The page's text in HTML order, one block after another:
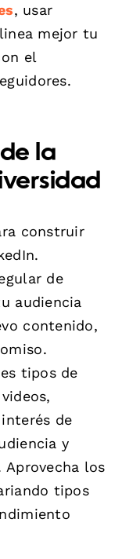
, usar
mejor tu
el
la
construir
de
audiencia
contenido,
tipos de
de
y
los
tipos